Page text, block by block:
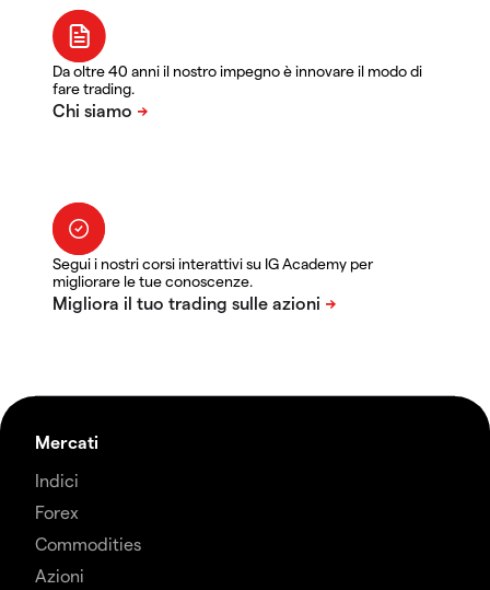
Da oltre 40 anni il nostro impegno è innovare il modo di
fare trading.
Segui i nostri corsi interattivi su IG Academy per
migliorare le tue conoscenze.
Mercati
Indici
Forex
Commodities
Azioni